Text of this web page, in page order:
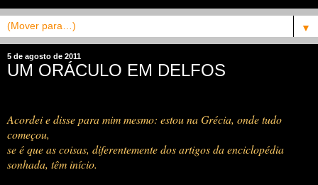
▼
5 de agosto de 2011
UM ORÁCULO EM DELFOS
Acordei e disse para mim mesmo: estou na Grécia, onde tudo
começou,
se é que as coisas, diferentemente dos artigos da enciclopédia
sonhada, têm início.